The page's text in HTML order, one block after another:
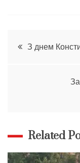
З днем
Related